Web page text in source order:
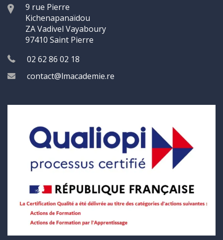
9 rue Pierre
Kichenapanaïdou
ZA Vadivel Vayaboury
97410 Saint Pierre
02 62 86 02 18
contact@lmacademie.re